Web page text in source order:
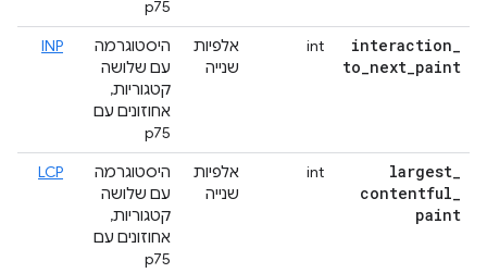
p75
interaction_
to_next_paint
int
אלפיות
שנייה
היסטוגרמה
עם שלושה
קטגוריות,
אחוזונים עם
p75
INP
largest_
contentful_
paint
int
אלפיות
שנייה
היסטוגרמה
עם שלושה
קטגוריות,
אחוזונים עם
p75
LCP